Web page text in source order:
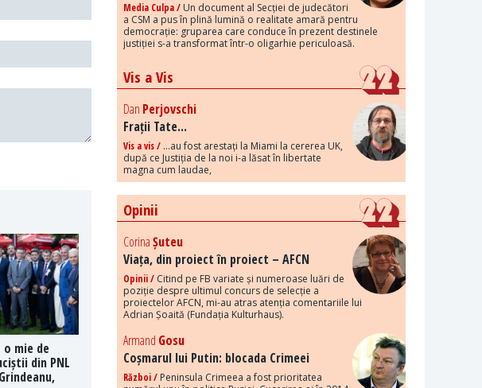
o mie de
din PNL
Media Culpa / Un document al Secției de judecători
a CSM a pus în plină lumină o realitate amară pentru
democrație: gruparea care conduce în prezent destinele
justiției s-a transformat într-o oligarhie periculoasă.
Vis a Vis
Dan Perjovschi
Frații Tate...
Vis a vis / ...au fost arestați la Miami la cererea UK,
după ce Justiția de la noi i-a lăsat în libertate
magna cum laudae,
Opinii
CorinaȘuteu
Viața, din proiect în proiect – AFCN
Opinii / Citind pe FB variate și numeroase luări de
poziție despre ultimul concurs de selecție a
proiectelor AFCN, mi-au atras atenția comentariile lui
Adrian Șoaită (Fundația Kulturhaus).
Armand Gosu
Coșmarul lui Putin: blocada Crimeei
Război / Peninsula Crimeea a fost prioritatea